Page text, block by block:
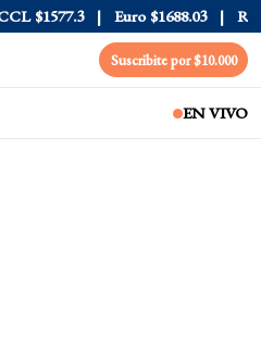
$1577.3 Euro $1688.03 Riesgo
Suscribite por $10.000
EN VIVO